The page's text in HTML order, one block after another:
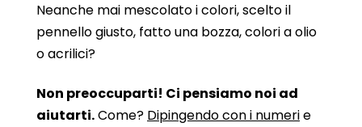
Neanche mai mescolato i colori, scelto il
pennello giusto, fatto una bozza, colori a olio
o acrilici?
Non preoccuparti! Ci pensiamo noi ad
aiutarti.Come? Dipingendo con i numerie